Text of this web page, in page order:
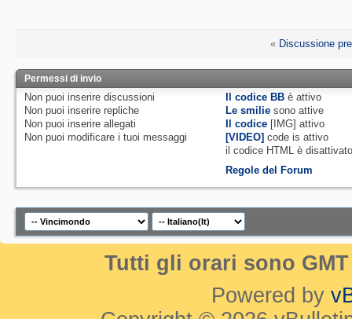
« Discussione
Permessi di invio
Non puoi inserire discussioni
Non puoi inserire repliche
Non puoi inserire allegati
Non puoi modificare i tuoi messaggi
Il codice BB èattivo
Le smilie sono attive
Il codice [IMG]attivo
[VIDEO] code isattivo
il codice HTML è
Regole del Forum
Tutti gli orari sono
Powered by